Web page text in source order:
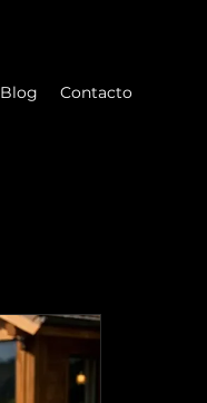
Blog Contacto